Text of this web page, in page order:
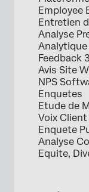
Employee
Entretien
Analyse
Analytique
Feedback
Avis Site
NPS
Enquetes
Etude de
Voix Client
Enquete
Analyse
Equite,